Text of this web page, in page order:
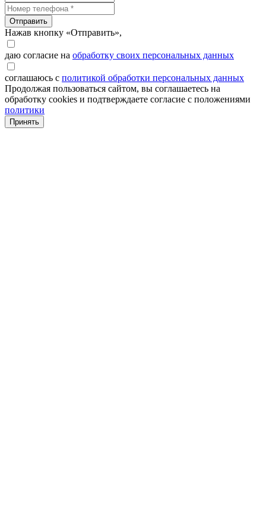
Отправить
Нажав кнопку «Отправить»,
даю согласие на обработку своих персональных данных
соглашаюсь с политикой обработки персональных данных
Продолжая пользоваться сайтом, вы соглашаетесь на
обработку cookies и подтверждаете согласие с положениями
политики
Принять